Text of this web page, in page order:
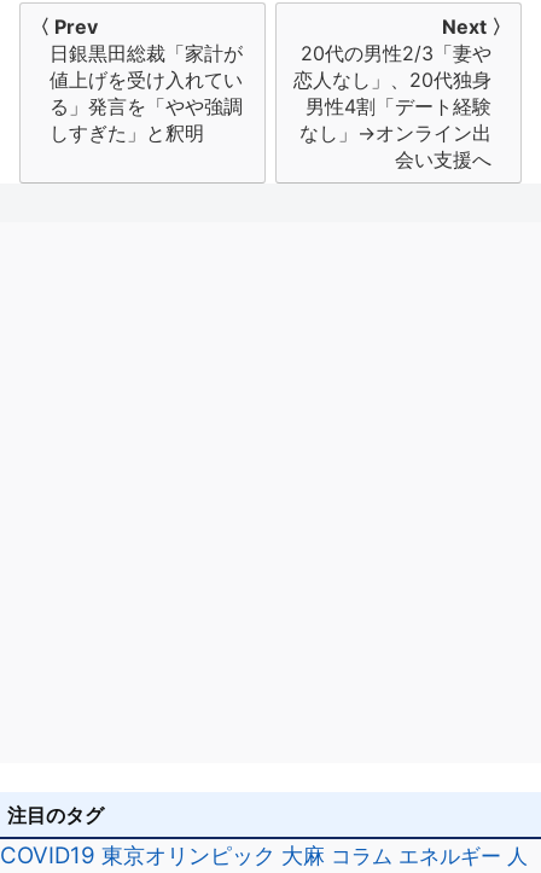
〈 Prev
日銀黒田総裁「家計が
値上げを受け入れてい
る」発言を「やや強調
しすぎた」と釈明
Next 〉
20代の男性2/3「妻や
恋人なし」、20代独身
男性4割「デート経験
なし」→オンライン出
会い支援へ
注目のタグ
COVID19 東京オリンピック 大麻 コラム エネルギー 人